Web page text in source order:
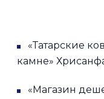
«Татарские
камне»
«Магазин